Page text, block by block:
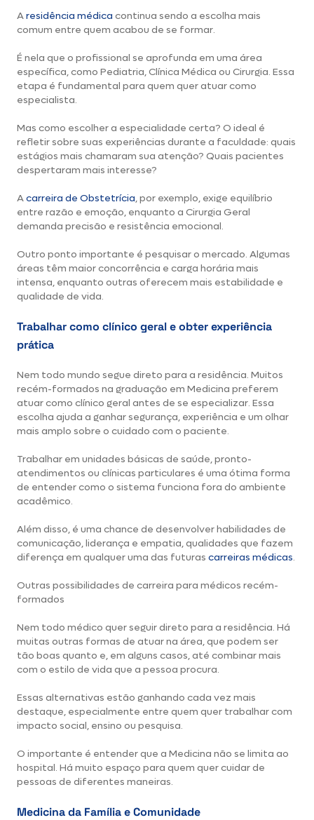
Aresidência médica continua sendo a escolha mais
comum entre quem acabou de se formar.
É nela que o profissional se aprofunda em uma área
específica, como Pediatria, Clínica Médica ou Cirurgia. Essa
etapa é fundamental para quem quer atuar como
especialista.
Mas como escolher a especialidade certa? O ideal é
refletir sobre suas experiências durante a faculdade: quais
estágios mais chamaram sua atenção? Quais pacientes
despertaram mais interesse?
Acarreira de Obstetrícia, por exemplo, exige equilíbrio
entre razão e emoção, enquanto a Cirurgia Geral
demanda precisão e resistência emocional.
Outro ponto importante é pesquisar o mercado. Algumas
áreas têm maior concorrência e carga horária mais
intensa, enquanto outras oferecem mais estabilidade e
qualidade de vida.
Trabalhar como clínico geral e obter experiência
prática
Nem todo mundo segue direto para a residência. Muitos
recém-formados na graduação em Medicina preferem
atuar como clínico geral antes de se especializar. Essa
escolha ajuda a ganhar segurança, experiência e um olhar
mais amplo sobre o cuidado com o paciente.
Trabalhar em unidades básicas de saúde, pronto-
atendimentos ou clínicas particulares é uma ótima forma
de entender como o sistema funciona fora do ambiente
acadêmico.
Além disso, é uma chance de desenvolver habilidades de
comunicação, liderança e empatia, qualidades que fazem
diferença em qualquer uma das futuras carreiras médicas.
Outras possibilidades de carreira para médicos recém-
formados
Nem todo médico quer seguir direto para a residência. Há
muitas outras formas de atuar na área, que podem ser
tão boas quanto e, em alguns casos, até combinar mais
com o estilo de vida que a pessoa procura.
Essas alternativas estão ganhando cada vez mais
destaque, especialmente entre quem quer trabalhar com
impacto social, ensino ou pesquisa.
O importante é entender que a Medicina não se limita ao
hospital. Há muito espaço para quem quer cuidar de
pessoas de diferentes maneiras.
Medicina da Família e Comunidade